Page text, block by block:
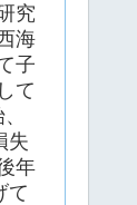
究
海
子
て
失
年
て